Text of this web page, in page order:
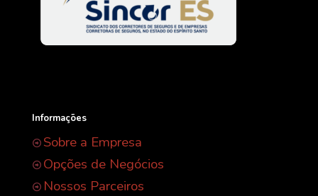
Informações
Sobre a Empresa
Opções de Negócios
Nossos Parceiros